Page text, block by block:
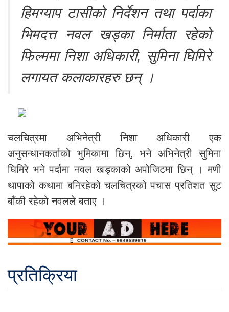
हिमग्याप टासीको निर्देशन तथा पर्दाका
भिमदत्त नवल खड्कानिर्माता रहेको
फिल्ममा निशा अधिकारी, सुमिना घिमिरे
लगायत कलाकारहरु छन् ।
चलचित्रमा अभिनेत्री निशा अधिकारी एक
अनुसन्धानकर्ताको भुमिकामा छिन्, भने अभिनेत्री सुमिना
घिमिरे भने पर्दामा नवल खड्काको अपोजिटमा छिन् । मणी
थापाको कथामा बनिरहेको चलचित्रको पचास प्रतिशत सुट
बाँकी रहेको नवलले बताए ।
प्रतिक्रिया